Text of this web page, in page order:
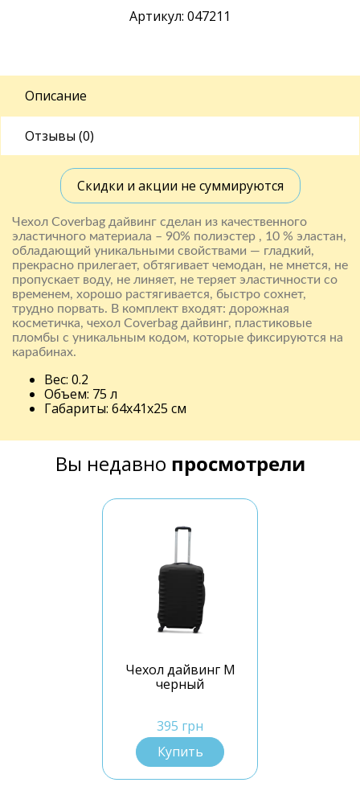
Артикул: 047211
Описание
Отзывы (0)
Скидки и акции не суммируются
Чехол Coverbag дайвинг сделан из качественного
эластичного материала – 90% полиэстер , 10 % эластан,
обладающий уникальными свойствами — гладкий,
прекрасно прилегает, обтягивает чемодан, не мнется, не
пропускает воду, не линяет, не теряет эластичности со
временем, хорошо растягивается, быстро сохнет,
трудно порвать. В комплект входят: дорожная
косметичка, чехол Coverbag дайвинг, пластиковые
пломбы с уникальным кодом, которые фиксируются на
карабинах.
Вес: 0.2
Объем: 75 л
Габариты: 64x41x25 см
Вы недавно просмотрели
Чехол дайвинг M
черный
395 грн
Купить